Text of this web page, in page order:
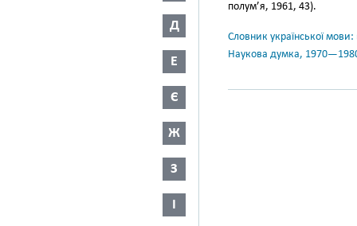
Д
Е
Є
Ж
З
І
полум’я, 1961, 43).
Словник української
Наукова думка,